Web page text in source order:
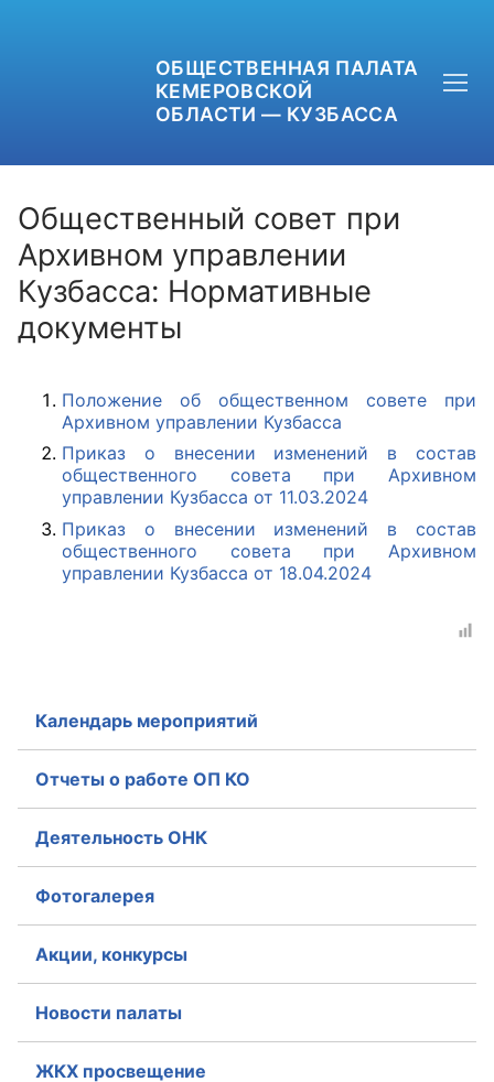
ОБЩЕСТВЕННАЯ ПАЛАТА
КЕМЕРОВСКОЙ
ОБЛАСТИ — КУЗБАССА
+7 (3842) 58-82-40
Главная
Общественные советы
Общественные советы по проведению
оказания услуг
О Палате
Структура Палаты
Экспертный совет ОП КО
Общественный совет при
Архивном управлении
Кузбасса: Нормативные
документы
Положение об общественном совете при
Архивном управлении Кузбасса
Приказ о внесении изменений в состав
общественного совета при Архивном
управлении Кузбасса от 11.03.2024
Приказ о внесении изменений в состав
общественного совета при Архивном
управлении Кузбасса от 18.04.2024
Календарь мероприятий
Отчеты о работе ОП КО
Деятельность ОНК
Фотогалерея
Акции, конкурсы
Новости палаты
ЖКХ просвещение